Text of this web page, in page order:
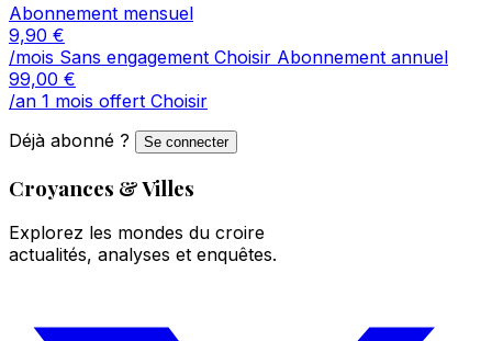
Abonnement mensuel
9,90 €
/mois Sans engagement Choisir Abonnement annuel
99,00 €
/an 1 mois offert Choisir
Déjà abonné ?
Se connecter
Croyances & Villes
Explorez les mondes du croire
actualités, analyses et enquêtes.